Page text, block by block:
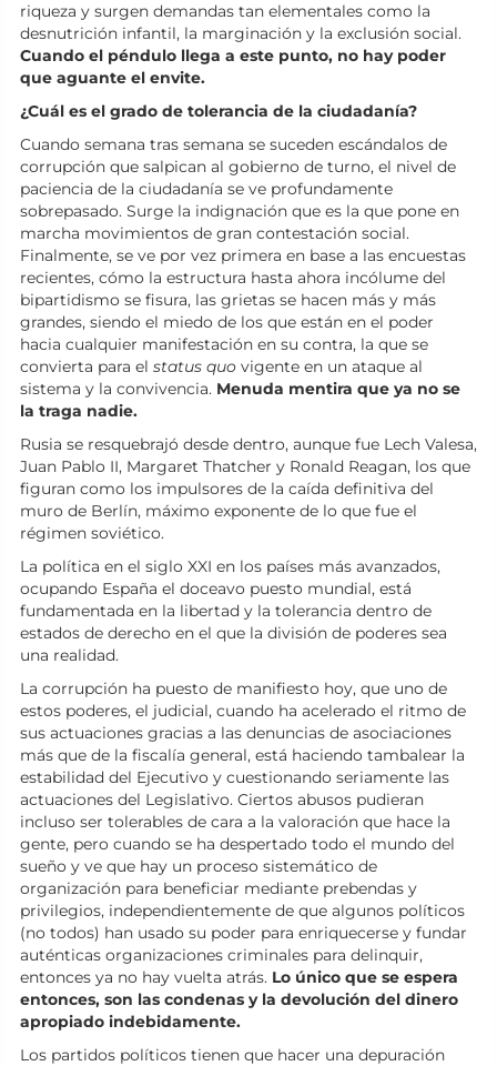
riqueza y surgen demandas tan elementales como la
desnutrición infantil, la marginación y la exclusión social.
Cuando el péndulo llega a este punto, no hay poder
que aguante el envite.
¿Cuál es el grado de tolerancia de la ciudadanía?
Cuando semana tras semana se suceden escándalos de
corrupción que salpican al gobierno de turno, el nivel de
paciencia de la ciudadanía se ve profundamente
sobrepasado. Surge la indignación que es la que pone en
marcha movimientos de gran contestación social.
Finalmente, se ve por vez primera en base a las encuestas
recientes, cómo la estructura hasta ahora incólume del
bipartidismo se fisura, las grietas se hacen más y más
grandes, siendo el miedo de los que están en el poder
hacia cualquier manifestación en su contra, la que se
convierta para el status quo vigente en un ataque al
sistema y la convivencia. Menuda mentira que ya no se
la traga nadie.
Rusia se resquebrajó desde dentro, aunque fue Lech Valesa,
Juan Pablo II, Margaret Thatcher y Ronald Reagan, los que
figuran como los impulsores de la caída definitiva del
muro de Berlín, máximo exponente de lo que fue el
régimen soviético.
La política en el siglo XXI en los países más avanzados,
ocupando España el doceavo puesto mundial, está
fundamentada en la libertad y la tolerancia dentro de
estados de derecho en el que la división de poderes sea
una realidad.
La corrupción ha puesto de manifiesto hoy, que uno de
estos poderes, el judicial, cuando ha acelerado el ritmo de
sus actuaciones gracias a las denuncias de asociaciones
más que de la fiscalía general, está haciendo tambalear la
estabilidad del Ejecutivo y cuestionando seriamente las
actuaciones del Legislativo. Ciertos abusos pudieran
incluso ser tolerables de cara a la valoración que hace la
gente, pero cuando se ha despertado todo el mundo del
sueño y ve que hay un proceso sistemático de
organización para beneficiar mediante prebendas y
privilegios, independientemente de que algunos políticos
(no todos) han usado su poder para enriquecerse y fundar
auténticas organizaciones criminales para delinquir,
entonces ya no hay vuelta atrás. Lo único que se espera
entonces, son las condenas y la devolución del dinero
apropiado indebidamente.
Los partidos políticos tienen que hacer una depuración